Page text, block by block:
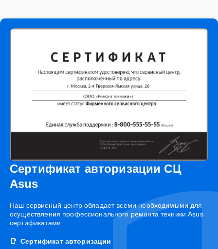
Сертификат авторизации СЦ
Asus
Наш сервисный центр обладает всеми необходимыми для
осуществления профессионального ремонта техники Asus
сертификатами:
Сертификат авторизации